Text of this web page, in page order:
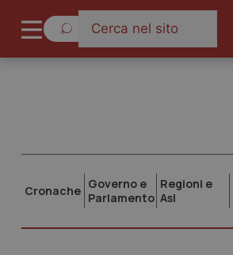
Cronache Governo e
Parlamento
Regioni e
Asl